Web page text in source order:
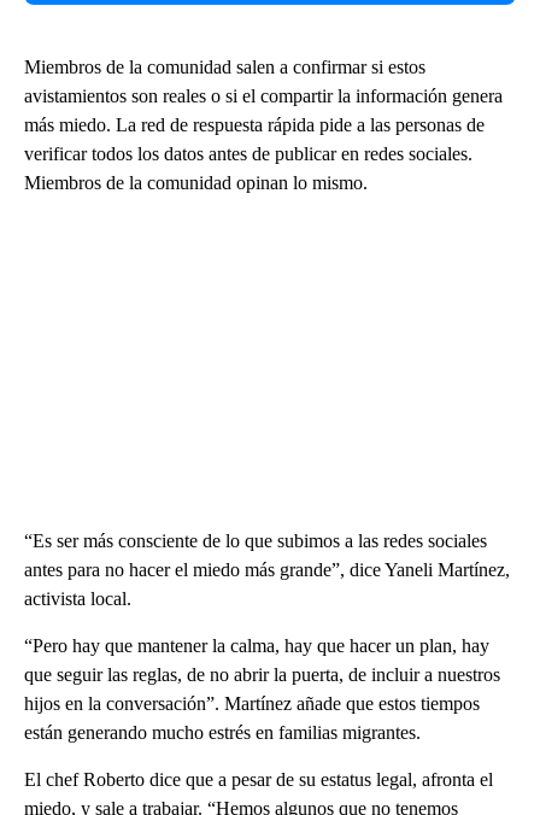
Miembros de la comunidad salen a confirmar si estos
avistamientos son reales o si el compartir la información genera
más miedo. La red de respuesta rápida pide a las personas de
verificar todos los datos antes de publicar en redes sociales.
Miembros de la comunidad opinan lo mismo.
“Es ser más consciente de lo que subimos a las redes sociales
antes para no hacer el miedo más grande”, dice Yaneli Martínez,
activista local.
“Pero hay que mantener la calma, hay que hacer un plan, hay
que seguir las reglas, de no abrir la puerta, de incluir a nuestros
hijos en la conversación”. Martínez añade que estos tiempos
están generando mucho estrés en familias migrantes.
El chef Roberto dice que a pesar de su estatus legal, afronta el
miedo, y sale a trabajar. “Hemos algunos que no tenemos